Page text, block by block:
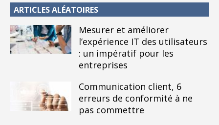
ARTICLES ALÉATOIRES
Mesurer et améliorer
l’expérience IT des utilisateurs
: un impératif pour les
entreprises
Communication client, 6
erreurs de conformité à ne
pas commettre